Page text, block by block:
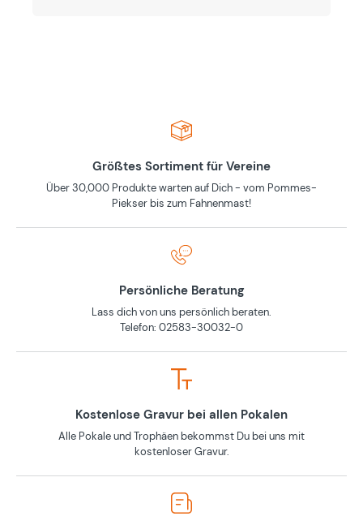
Größtes Sortiment für Vereine
Über 30,000 Produkte warten auf Dich - vom Pommes-
Piekser bis zum Fahnenmast!
Persönliche Beratung
Lass dich von uns persönlich beraten.
Telefon: 02583-30032-0
Kostenlose Gravur bei allen Pokalen
Alle Pokale und Trophäen bekommst Du bei uns mit
kostenloser Gravur.